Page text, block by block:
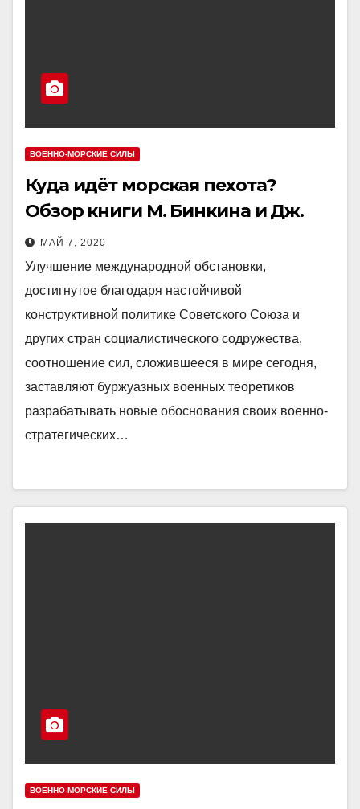
ВОЕННО-МОРСКИЕ СИЛЫ
Куда идёт морская пехота?
Обзор книги М. Бинкина и Дж.
Рекорда
МАЙ 7, 2020
Улучшение международной обстановки,
достигнутое благодаря настойчивой
конструктивной политике Советского Союза и
других стран социалистического содружества,
соотношение сил, сложившееся в мире сегодня,
заставляют буржуазных военных теоретиков
разрабатывать новые обоснования своих военно-
стратегических…
ВОЕННО-МОРСКИЕ СИЛЫ